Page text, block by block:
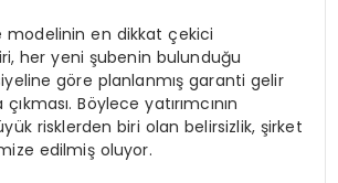
modelinin en dikkat çekici
her yeni şubenin bulunduğu
göre planlanmış garanti gelir
Böylece yatırımcının
risklerden biri olan belirsizlik, şirket
edilmiş oluyor.